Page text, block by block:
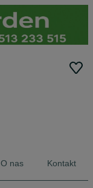
O nas Kontakt